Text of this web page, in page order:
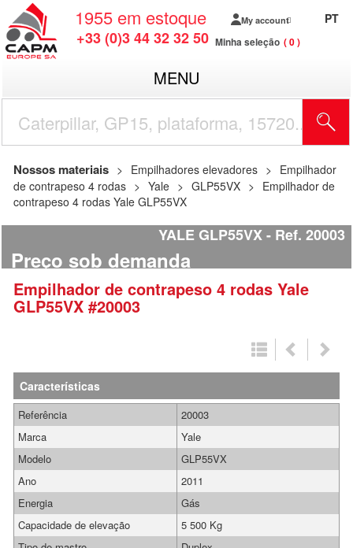
1955 em estoque
+33 (0)3 44 32 32 50
My account
Minha seleção 0
PT
MENU
Nossos materiais Empilhadores elevadores
Empilhador
de contrapeso 4 rodas
Yale GLP55VX
Empilhador de
contrapeso 4 rodas Yale GLP55VX
YALE GLP55VX Ref. 20003
Preço sob demanda
Empilhador de contrapeso 4 rodas Yale
GLP55VX #20003
Características
Referência
20003
Marca
Yale
Modelo
GLP55VX
Ano
2011
Energia
Gás
Capacidade de elevação
5 500 Kg